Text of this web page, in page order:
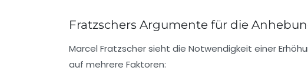
Fratzschers Argumente für die
Marcel Fratzscher sieht die Notwendigkeit einer
auf mehrere Faktoren: